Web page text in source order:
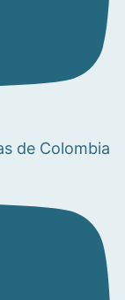
de Colombia